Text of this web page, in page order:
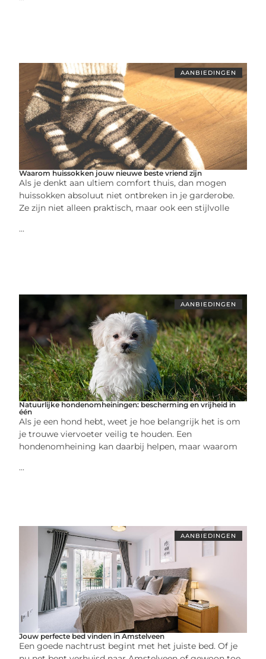
AANBIEDINGEN
Waarom huissokken jouw nieuwe beste vriend zijn
Als je denkt aan ultiem comfort thuis, dan mogen
huissokken absoluut niet ontbreken in je garderobe.
Ze zijn niet alleen praktisch, maar ook een stijlvolle
...
AANBIEDINGEN
Natuurlijke hondenomheiningen: bescherming en vrijheid in
één
Als je een hond hebt, weet je hoe belangrijk het is om
je trouwe viervoeter veilig te houden. Een
hondenomheining kan daarbij helpen, maar waarom
...
AANBIEDINGEN
Jouw perfecte bed vinden in Amstelveen
Een goede nachtrust begint met het juiste bed. Of je